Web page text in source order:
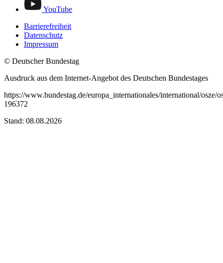
YouTube
Barrierefreiheit
Datenschutz
Impressum
© Deutscher Bundestag
Ausdruck aus dem Internet-Angebot des Deutschen Bundestages
https://www.bundestag.de/europa_internationales/international/osze/
196372
Stand: 08.08.2026